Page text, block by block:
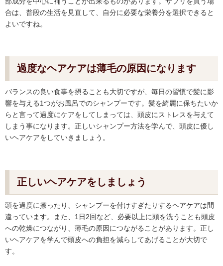
合は、普段の生活を見直して、自分に必要な栄養分を選択できると
よいですね。
過度なヘアケアは薄毛の原因になります
バランスの良い食事を摂ることも大切ですが、毎日の習慣で髪に影
響を与える1つがお風呂でのシャンプーです。髪を綺麗に保ちたいか
らと言って過度にケアをしてしまっては、頭皮にストレスを与えて
しまう事になります。正しいシャンプー方法を学んで、頭皮に優し
いヘアケアをしていきましょう。
正しいヘアケアをしましょう
頭を過度に擦ったり、シャンプーを付けすぎたりするヘアケアは間
違っています。また、1日2回など、必要以上に頭を洗うことも頭皮
への乾燥につながり、薄毛の原因につながることがあります。正し
いヘアケアを学んで頭皮への負担を減らしてあげることが大切で
す。